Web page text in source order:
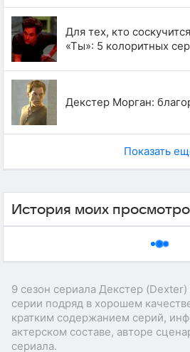
Для тех, кто
«Ты»: 5 колоритных
Декстер Морган:
Показать
История моих
9 сезон сериала Декстер
серии подряд в хорошем
кратким содержанием серий,
актерском составе, авторе
сериала.